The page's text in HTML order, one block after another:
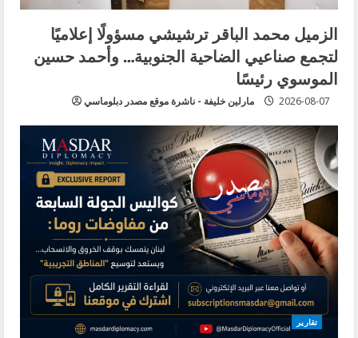
الزميل محمد الباقر ترشيشي مسؤولًا إعلاميًا
لتجمع صناعيي الضاحية الجنوبية… وأحمد حسين
الموسوي رئيسًا
مارلين خليفة - ناشرة موقع مصدر دبلوماسي 2026-08-07
تقارير